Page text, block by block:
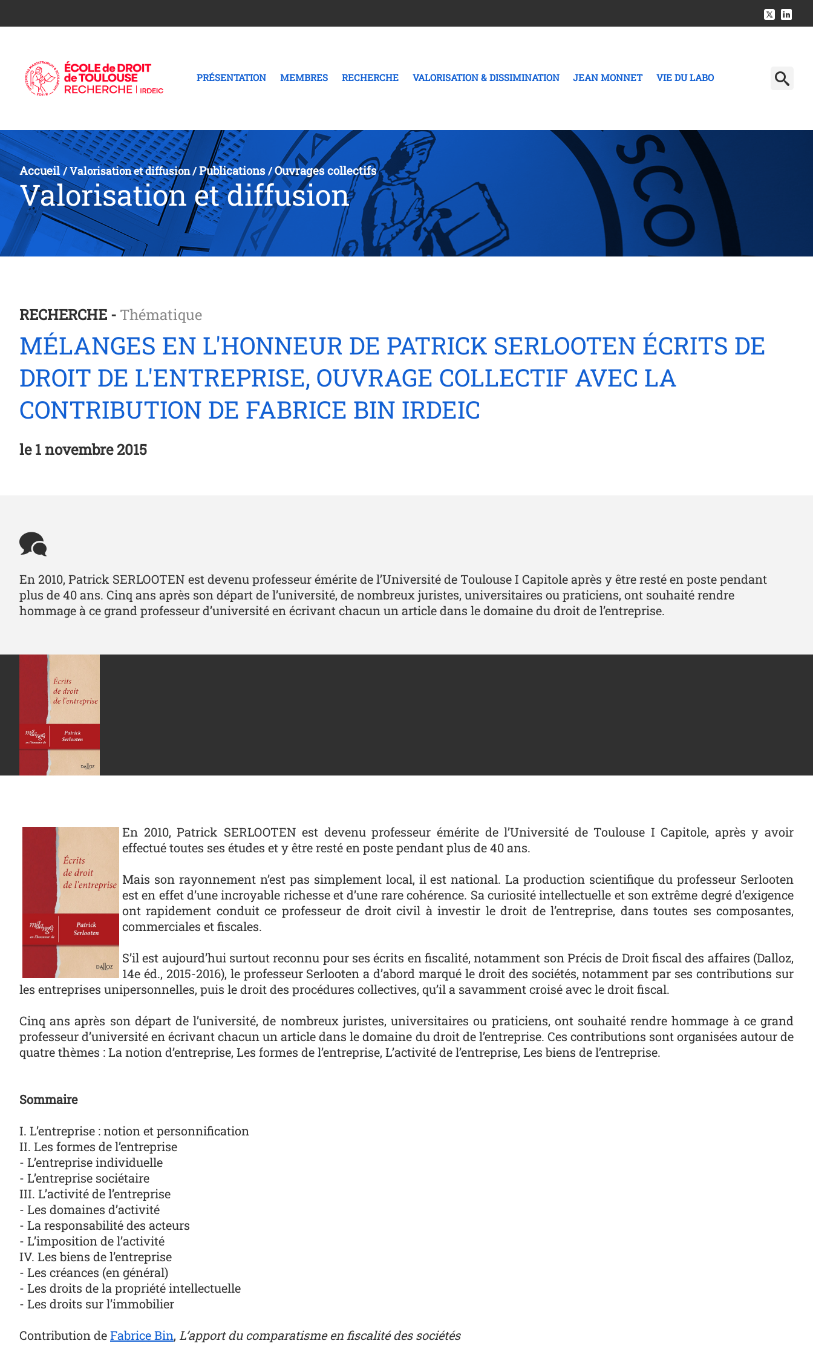
PRÉSENTATION MEMBRES RECHERCHE VALORISATION & DISSIMINATION JEAN MONNET VIE DU LABO
Accueil/Valorisation et diffusion/Publications/Ouvrages collectifs
Valorisation et diffusion
RECHERCHE - Thématique
MÉLANGES EN L'HONNEUR DE PATRICK SERLOOTEN ÉCRITS DE
DROIT DE L'ENTREPRISE, OUVRAGE COLLECTIF AVEC LA
CONTRIBUTION DE FABRICE BIN IRDEIC
le1 novembre 2015
En 2010, Patrick SERLOOTEN est devenu professeur émérite de l’Université de Toulouse I Capitole après y être resté en poste pendant
plus de 40 ans. Cinq ans après son départ de l’université, de nombreux juristes, universitaires ou praticiens, ont souhaité rendre
hommage à ce grand professeur d’université en écrivant chacun un article dans le domaine du droit de l’entreprise.
Photo
En 2010, Patrick SERLOOTEN est devenu professeur émérite de l’Université de Toulouse I Capitole, après y avoir
effectué toutes ses études et y être resté en poste pendant plus de 40 ans.
Mais son rayonnement n’est pas simplement local, il est national. La production scientifique du professeur Serlooten
est en effet d’une incroyable richesse et d’une rare cohérence. Sa curiosité intellectuelle et son extrême degré d’exigence
ont rapidement conduit ce professeur de droit civil à investir le droit de l’entreprise, dans toutes ses composantes,
commerciales et fiscales.
S’il est aujourd’hui surtout reconnu pour ses écrits en fiscalité, notamment son Précis de Droit fiscal des affaires (Dalloz,
14e éd., 2015-2016), le professeur Serlooten a d’abord marqué le droit des sociétés, notamment par ses contributions sur
les entreprises unipersonnelles, puis le droit des procédures collectives, qu’il a savamment croisé avec le droit fiscal.
Cinq ans après son départ de l’université, de nombreux juristes, universitaires ou praticiens, ont souhaité rendre hommage à ce grand
professeur d’université en écrivant chacun un article dans le domaine du droit de l’entreprise. Ces contributions sont organisées autour de
quatre thèmes : La notion d’entreprise, Les formes de l’entreprise, L’activité de l’entreprise, Les biens de l’entreprise.
Sommaire
I. L’entreprise : notion et personnification
II. Les formes de l’entreprise
- L’entreprise individuelle
- L’entreprise sociétaire
III. L’activité de l’entreprise
- Les domaines d’activité
- La responsabilité des acteurs
- L’imposition de l’activité
IV. Les biens de l’entreprise
- Les créances (en général)
- Les droits de la propriété intellectuelle
- Les droits sur l’immobilier
Contribution deFabrice Bin, L’apport du comparatisme en fiscalité des sociétés